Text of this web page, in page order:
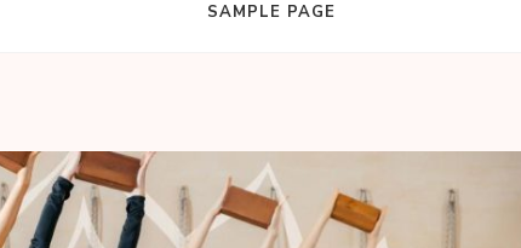
SAMPLE PAGE